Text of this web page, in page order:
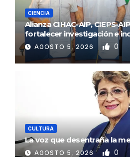
CIENCIA
Alianza CIHAC-AIP, CIEPS-
fortalecer investigación e
AGOSTO 5, 2026 0
CULTURA
La voz que desentraña la
AGOSTO 5, 2026 0